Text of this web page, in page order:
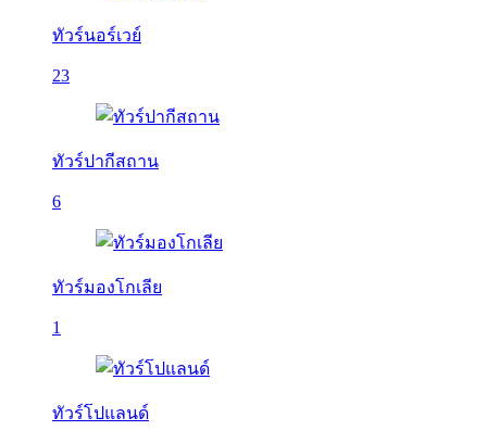
ทัวร์นอร์เวย์
23
ทัวร์ปากีสถาน
6
ทัวร์มองโกเลีย
1
ทัวร์โปแลนด์